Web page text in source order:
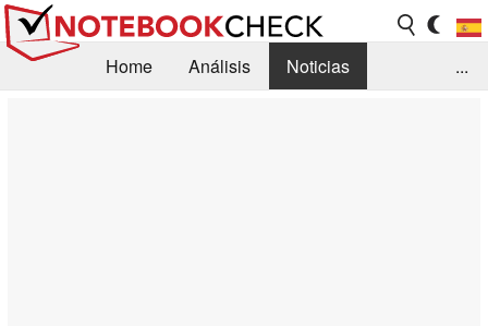
Home Análisis
Noticias
...